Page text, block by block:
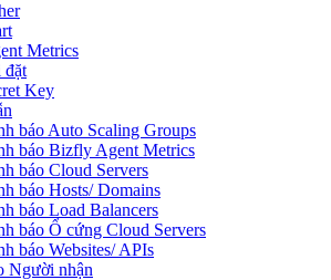
Metrics
đặt
Key
báo Auto Scaling Groups
báo Bizfly Agent Metrics
báo Cloud Servers
báo Hosts/ Domains
báo Load Balancers
báo Ổ cứng Cloud Servers
báo Websites/ APIs
Người nhận